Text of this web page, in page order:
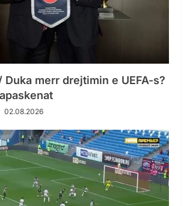
Duka merr drejtimin e UEFA-s?
02.08.2026